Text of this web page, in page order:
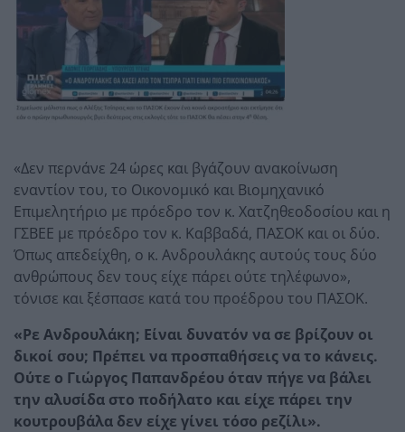
«Δεν περνάνε 24 ώρες και βγάζουν ανακοίνωση
εναντίον του, το Οικονομικό και Βιομηχανικό
Επιμελητήριο με πρόεδρο τον κ. Χατζηθεοδοσίου και η
ΓΣΒΕΕ με πρόεδρο τον κ. Καββαδά, ΠΑΣΟΚ και οι δύο.
Όπως απεδείχθη, ο κ. Ανδρουλάκης αυτούς τους δύο
ανθρώπους δεν τους είχε πάρει ούτε τηλέφωνο»,
τόνισε και ξέσπασε κατά του προέδρου του ΠΑΣΟΚ.
«Ρε Ανδρουλάκη; Είναι δυνατόν να σε βρίζουν οι
δικοί σου; Πρέπει να προσπαθήσεις να το κάνεις.
Ούτε ο Γιώργος Παπανδρέου όταν πήγε να βάλει
την αλυσίδα στο ποδήλατο και είχε πάρει την
κουτρουβάλα δεν είχε γίνει τόσο ρεζίλι».